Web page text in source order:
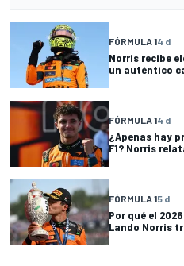
FÓRMULA 14 d
Norris recibe
un auténtico
FÓRMULA 14 d
¿Apenas hay
F1? Norris
FÓRMULA 15 d
Por qué el
Lando Norris